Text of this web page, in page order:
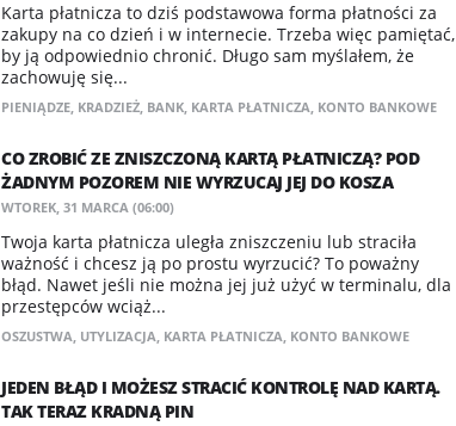
Karta płatnicza to dziś podstawowa forma płatności za
zakupy na co dzień i w internecie. Trzeba więc pamiętać,
by ją odpowiednio chronić. Długo sam myślałem, że
zachowuję się...
PIENIĄDZE, KRADZIEŻ, BANK, KARTA PŁATNICZA, KONTO BANKOWE
CO ZROBIĆ ZE ZNISZCZONĄ KARTĄ PŁATNICZĄ? POD
ŻADNYM POZOREM NIE WYRZUCAJ JEJ DO KOSZA
WTOREK, 31 MARCA (06:00)
Twoja karta płatnicza uległa zniszczeniu lub straciła
ważność i chcesz ją po prostu wyrzucić? To poważny
błąd. Nawet jeśli nie można jej już użyć w terminalu, dla
przestępców wciąż...
OSZUSTWA, UTYLIZACJA, KARTA PŁATNICZA, KONTO BANKOWE
JEDEN BŁĄD I MOŻESZ STRACIĆ KONTROLĘ NAD KARTĄ.
TAK TERAZ KRADNĄ PIN